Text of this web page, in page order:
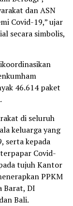
dan ASN
Covid-19,” ujar
secara simbolis,
46.614 paket
di seluruh
keluarga yang
serta kepada
Covid-
tujuh Kantor
PPKM
Barat, DI
Bali.